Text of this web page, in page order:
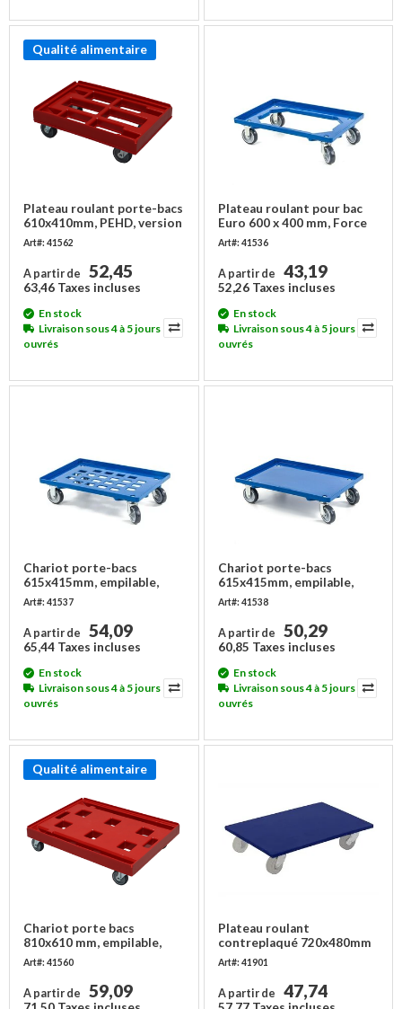
Qualité alimentaire
Plateau roulant porte-bacs
610x410mm, PEHD, version
soudée
Art#: 41562
A partir de 52,45
63,46 Taxes incluses
En stock
Livraison sous 4 à 5 jours
ouvrés
Plateau roulant pour bac
Euro 600 x 400 mm, Force
250 kg
Art#: 41536
A partir de 43,19
52,26 Taxes incluses
En stock
Livraison sous 4 à 5 jours
ouvrés
Chariot porte-bacs
615x415mm, empilable,
plateau ouvert à rebord,
Art#: 41537
A partir de 54,09
65,44 Taxes incluses
En stock
Livraison sous 4 à 5 jours
ouvrés
Chariot porte-bacs
615x415mm, empilable,
plateau fermé à rebord,
Art#: 41538
A partir de 50,29
60,85 Taxes incluses
En stock
Livraison sous 4 à 5 jours
ouvrés
Qualité alimentaire
Chariot porte bacs
810x610 mm, empilable,
PEHD
Art#: 41560
A partir de 59,09
Plateau roulant
contreplaqué 720x480mm
- Roues PP
Art#: 41901
A partir de 47,74